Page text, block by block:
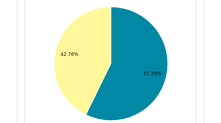
42.76%
57.25%